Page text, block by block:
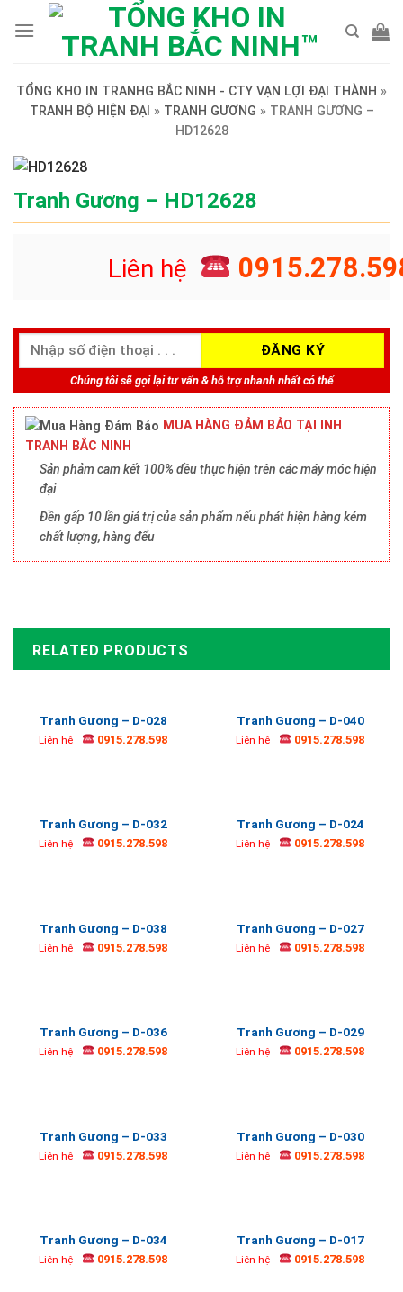
TỔNG KHO IN TRANHG BẮC NINH - CTY VẠN LỢI ĐẠI THÀNH »
TRANH BỘ HIỆN ĐẠI » TRANH GƯƠNG » TRANH GƯƠNG –
HD12628
Tranh Gương – HD12628
Liên hệ
Chúng tôi sẽ gọi lại tư vấn & hỗ trợ nhanh nhất có thể
MUA HÀNG ĐẢM BẢO TẠI INH
TRANH BẮC NINH
Sản phảm cam kết 100% đều thực hiện trên các máy móc hiện
đại
Đền gấp 10 lần giá trị của sản phẩm nếu phát hiện hàng kém
chất lượng, hàng đểu
RELATED PRODUCTS
Tranh Gương – D-028
Liên hệ 0915.278.598
Tranh Gương – D-040
Liên hệ 0915.278.598
Tranh Gương – D-032
Liên hệ 0915.278.598
Tranh Gương – D-024
Liên hệ 0915.278.598
Tranh Gương – D-038
Liên hệ 0915.278.598
Tranh Gương – D-027
Liên hệ 0915.278.598
Tranh Gương – D-036
Liên hệ 0915.278.598
Tranh Gương – D-029
Liên hệ 0915.278.598
Tranh Gương – D-033
Liên hệ 0915.278.598
Tranh Gương – D-030
Liên hệ 0915.278.598
Tranh Gương – D-034
Liên hệ 0915.278.598
Tranh Gương – D-017
Liên hệ 0915.278.598